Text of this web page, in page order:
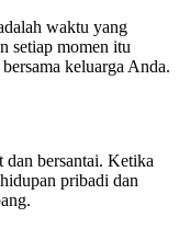
waktu yang
setiap momen itu
keluarga Anda.
bersantai. Ketika
pribadi dan